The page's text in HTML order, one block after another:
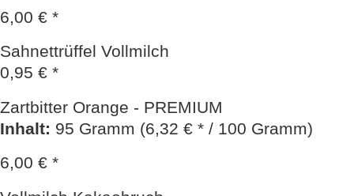
6,00 € *
Sahnettrüffel Vollmilch
0,95 € *
Zartbitter Orange - PREMIUM
Inhalt: 95 Gramm (6,32 € * / 100 Gramm)
6,00 € *